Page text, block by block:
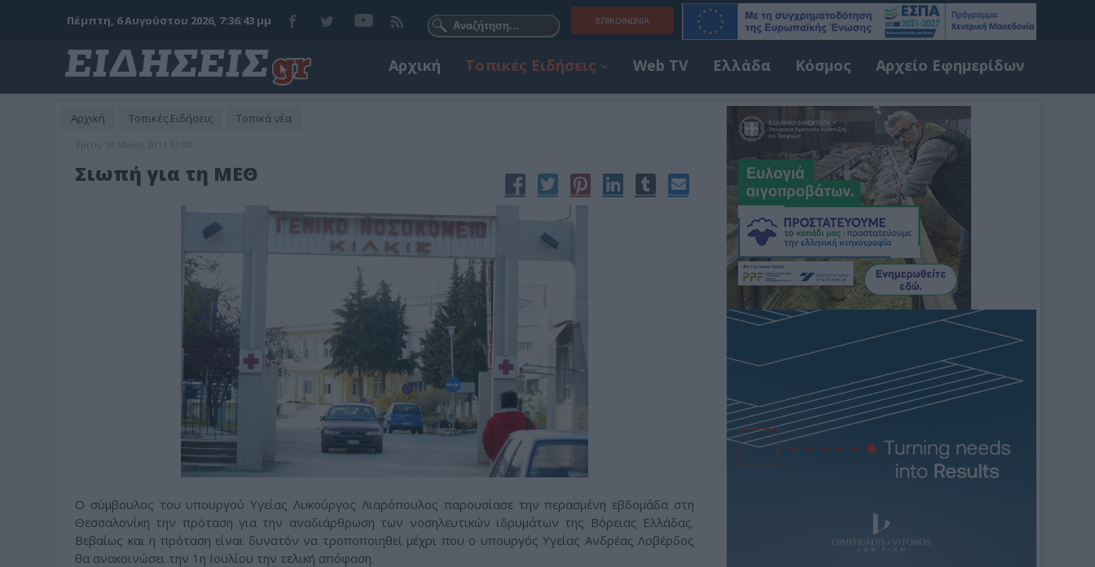
ΕΠΙΚΟΙΝΩΝΊΑ
Πέμπτη, 6 Αυγούστου 2026, 7:36:45 μμ
Αρχική Τοπικές Ειδήσεις Web TV Ελλάδα Κόσμος Αρχείο Εφημερίδων
Αρχική Τοπικές Ειδήσεις Τοπικά νέα
Τρίτη, 10 Μαϊος 2011 13:00
Σιωπή για τη ΜΕΘ
Ο σύμβουλος του υπουργού Υγείας Λυκούργος Λιαρόπουλος παρουσίασε την περασμένη εβδομάδα στη
Θεσσαλονίκη την πρόταση για την αναδιάρθρωση των νοσηλευτικών ιδρυμάτων της Βόρειας Ελλάδας.
Βεβαίως και η πρόταση είναι δυνατόν να τροποποιηθεί μέχρι που ο υπουργός Υγείας Ανδρέας Λοβέρδος
θα ανακοινώσει την 1η Ιουλίου την τελική απόφαση.